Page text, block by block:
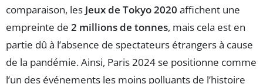
comparaison, les Jeux de Tokyo 2020 affichent une
empreinte de 2 millions de tonnes, mais cela est en
partie dû à l’absence de spectateurs étrangers à cause
de la pandémie. Ainsi, Paris 2024 se positionne comme
l’un des événements les moins polluants de l’histoire